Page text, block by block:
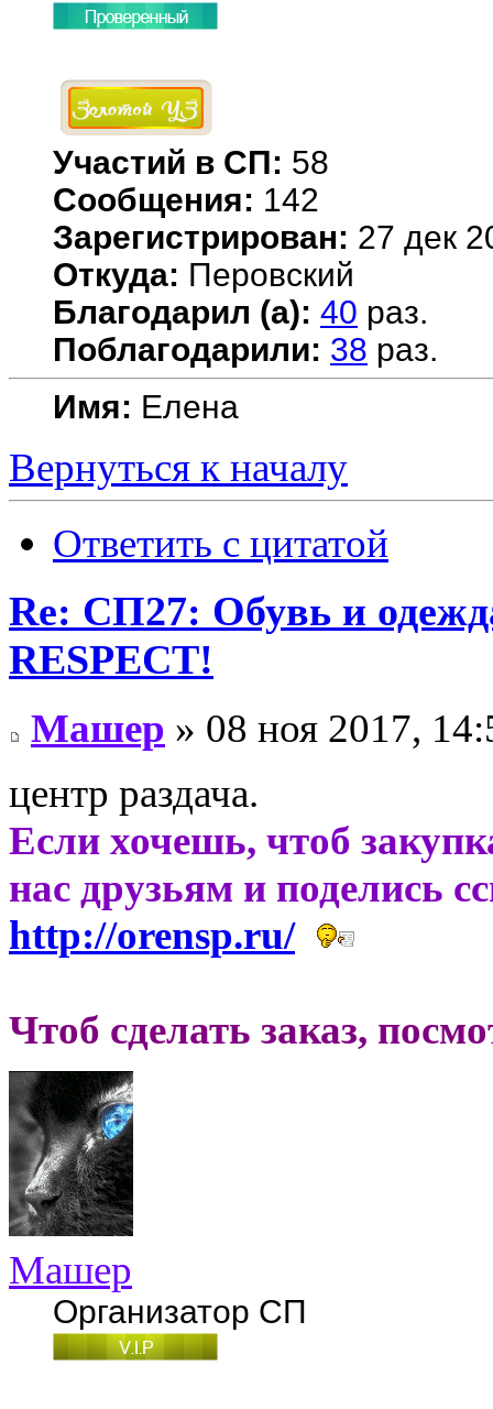
Участий в СП: 58
Сообщения: 142
Зарегистрирован: 27 дек
Откуда: Перовский
Благодарил (а): 40 раз.
Поблагодарили: 38 раз.
Имя: Елена
Вернуться к началу
Ответить с цитатой
Re: СП27: Обувь и
RESPECT!
Машер » 08 ноя 2017,
центр раздача.
Если хочешь, чтоб
нас друзьям и поделись
http://orensp.ru/
Чтоб сделать заказ,
Машер
Организатор СП